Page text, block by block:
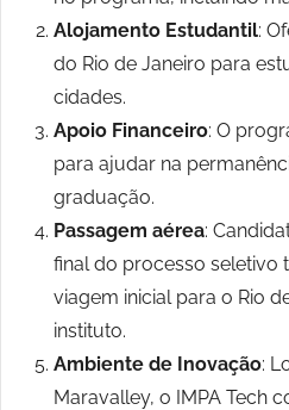
Alojamento Estudantil:
do Rio de Janeiro para
cidades.
Apoio Financeiro: O
para ajudar na
graduação.
Passagem aérea:
final do processo seletivo
viagem inicial para o Rio
instituto.
Ambiente de Inovação:
Maravalley, o IMPA Tech